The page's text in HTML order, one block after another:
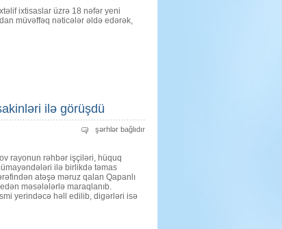
müəllimlərin
görüşü
ixtisaslar üzrə 18 nəfər yeni
müvəffəq nəticələr əldə edərək,
ilə görüşdü
İcra
başçısı
yerləşən
Qapanlı
kəndinin
sakinləri
ilə
görüşdü
şərhlər bağlıdır
rayonun rəhbər işçiləri, hüquq
ilə birlikdə təmas
atəşə məruz qalan Qapanlı
məsələlərlə maraqlanıb.
yerindəcə həll edilib, digərləri isə